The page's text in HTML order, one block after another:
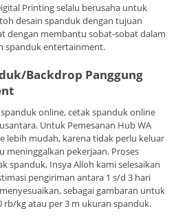
Printing selalu berusaha untuk
desain spanduk dengan tujuan
dengan membantu sobat-sobat dalam
spanduk entertainment.
Backdrop Panggung
online, cetak spanduk online
Untuk Pemesanan Hub WA
lebih mudah, karena tidak perlu keluar
pekerjaan. Proses
spanduk, Insya Alloh kami selesaikan
pengiriman antara 1 s/d 3 hari
sebagai gambaran untuk
rb/kg atau per 3 m ukuran spanduk.